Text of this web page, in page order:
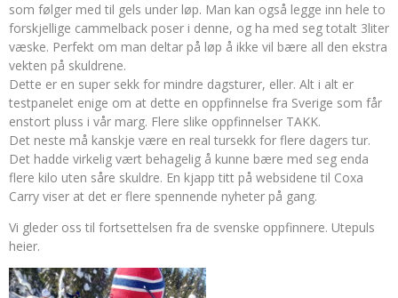
som følger med til gels under løp. Man kan også legge inn hele to
forskjellige cammelback poser i denne, og ha med seg totalt 3liter
væske. Perfekt om man deltar på løp å ikke vil bære all den ekstra
vekten på skuldrene.
Dette er en super sekk for mindre dagsturer, eller. Alt i alt er
testpanelet enige om at dette en oppfinnelse fra Sverige som får
enstort pluss i vår marg. Flere slike oppfinnelser TAKK.
Det neste må kanskje være en real tursekk for flere dagers tur.
Det hadde virkelig vært behagelig å kunne bære med seg enda
flere kilo uten såre skuldre. En kjapp titt på websidene til Coxa
Carry viser at det er flere spennende nyheter på gang.
Vi gleder oss til fortsettelsen fra de svenske oppfinnere. Utepuls
heier.